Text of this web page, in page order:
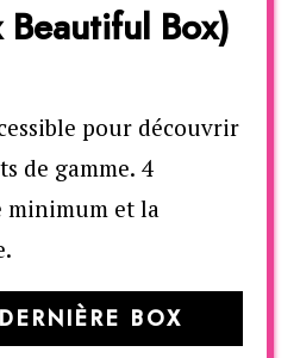
Box)
pour découvrir
de gamme. 4
et la
BOX